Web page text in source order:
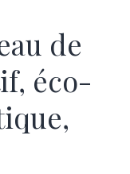
de
éco-